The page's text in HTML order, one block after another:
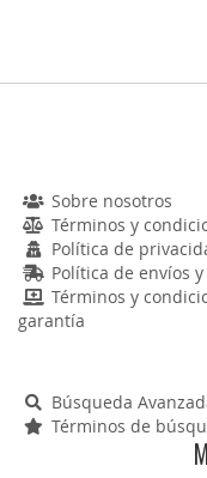
Sobre nosotros
Términos y
Política de
Política de envíos
Términos y
garantía
Búsqueda
Términos de